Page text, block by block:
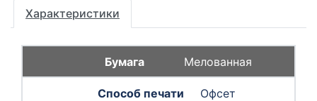
Характеристики
Мелованная
Офсет